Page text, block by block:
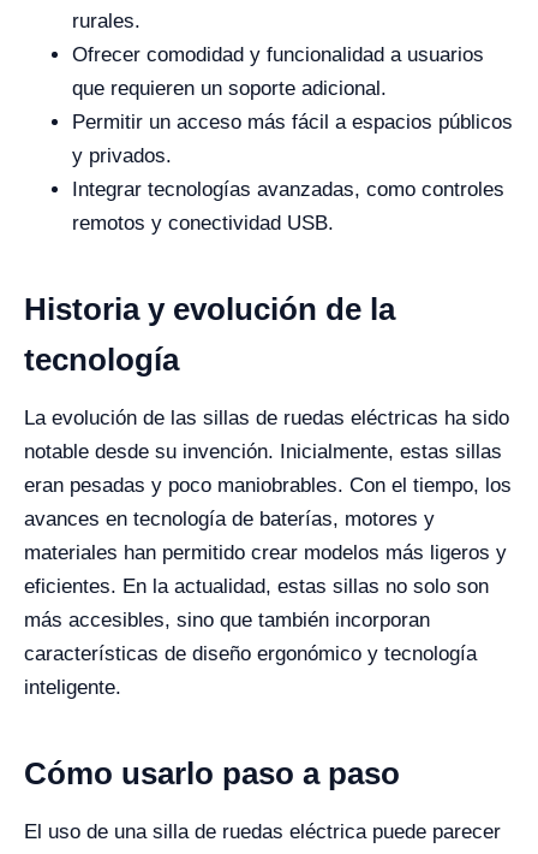
rurales.
Ofrecer comodidad y funcionalidad a usuarios
que requieren un soporte adicional.
Permitir un acceso más fácil a espacios públicos
y privados.
Integrar tecnologías avanzadas, como controles
remotos y conectividad USB.
Historia y evolución de la
tecnología
La evolución de las sillas de ruedas eléctricas ha sido
notable desde su invención. Inicialmente, estas sillas
eran pesadas y poco maniobrables. Con el tiempo, los
avances en tecnología de baterías, motores y
materiales han permitido crear modelos más ligeros y
eficientes. En la actualidad, estas sillas no solo son
más accesibles, sino que también incorporan
características de diseño ergonómico y tecnología
inteligente.
Cómo usarlo paso a paso
El uso de una silla de ruedas eléctrica puede parecer